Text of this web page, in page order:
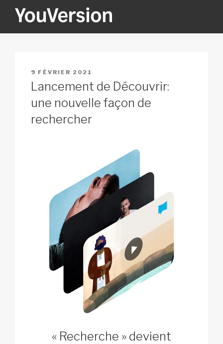
YOUVERSION
PUBLIÉ
LE
9 FÉVRIER 2021
Lancement de Découvrir:
une nouvelle façon de
rechercher
« Recherche » devient